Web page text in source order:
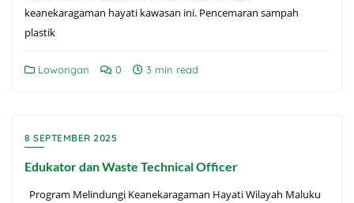
keanekaragaman hayati kawasan ini. Pencemaran sampah
plastik
Lowongan 0 3 min read
8 SEPTEMBER 2025
Edukator dan Waste Technical Officer
Program Melindungi Keanekaragaman Hayati Wilayah Maluku